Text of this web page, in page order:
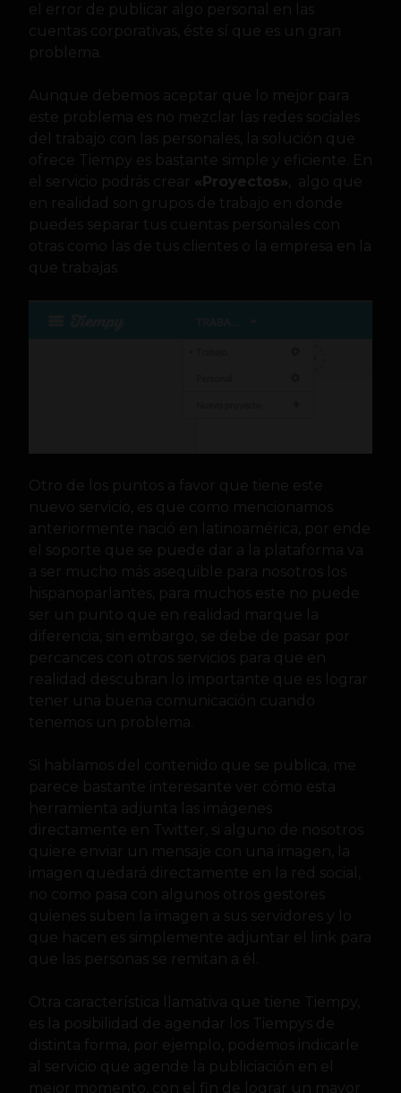
el error de publicar algo personal en las
cuentas corporativas, éste sí que es un gran
problema.
Aunque debemos aceptar que lo mejor para
este problema es no mezclar las redes sociales
del trabajo con las personales, la solución que
ofrece Tiempy es bastante simple y eficiente. En
el servicio podrás crear «Proyectos»
, algo que
en realidad son grupos de trabajo en donde
puedes separar tus cuentas personales con
otras como las de tus clientes o la empresa en la
que trabajas
Otro de los puntos a favor que tiene este
nuevo servicio, es que como mencionamos
anteriormente nació en latinoamérica, por ende
el soporte que se puede dar a la plataforma va
a ser mucho más asequible para nosotros los
hispanoparlantes, para muchos este no puede
ser un punto que en realidad marque la
diferencia, sin embargo, se debe de pasar por
percances con otros servicios para que en
realidad descubran lo importante que es lograr
tener una buena comunicación cuando
tenemos un problema.
Si hablamos del contenido que se publica, me
parece bastante interesante ver cómo esta
herramienta adjunta las imágenes
directamente en Twitter, si alguno de nosotros
quiere enviar un mensaje con una imagen, la
imagen quedará directamente en la red social,
no como pasa con algunos otros gestores
quienes suben la imagen a sus servidores y lo
que hacen es simplemente adjuntar el link para
que las personas se remitan a él.
Otra característica llamativa que tiene Tiempy,
es la posibilidad de agendar los Tiempys de
distinta forma, por ejemplo, podemos indicarle
al servicio que agende la publiciación en el
mejor momento, con el fin de lograr un mayor